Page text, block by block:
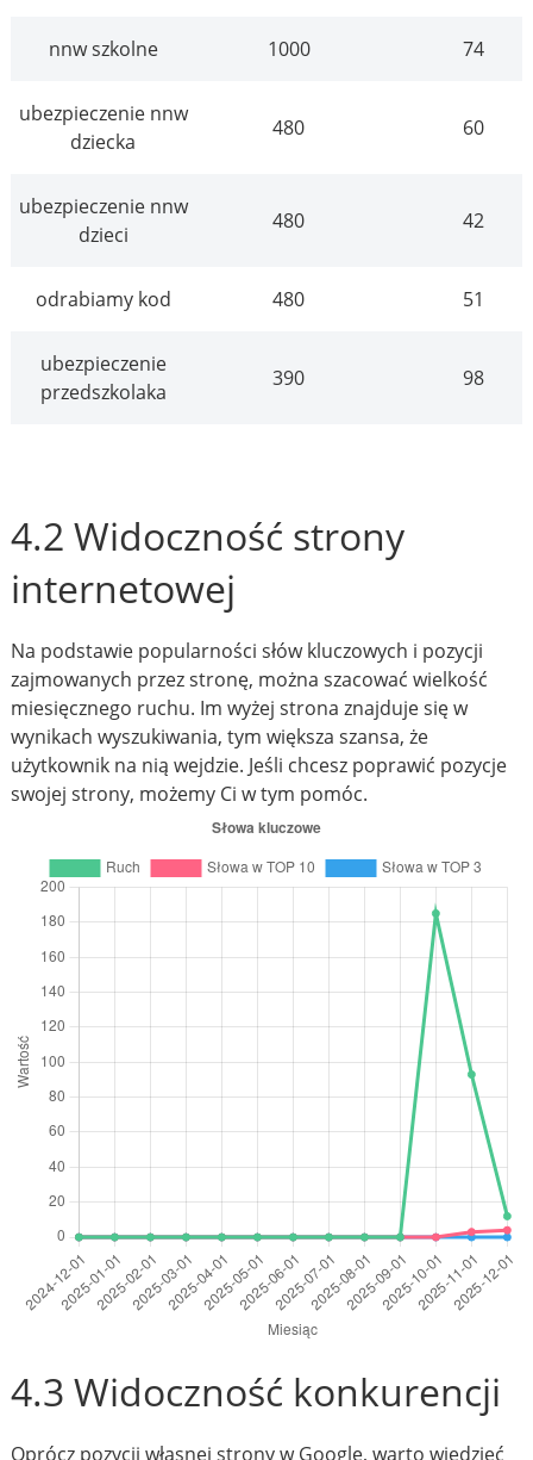
nnw szkolne 1000 74
ubezpieczenie nnw
dziecka
480 60
ubezpieczenie nnw
dzieci
480 42
odrabiamy kod 480 51
ubezpieczenie
przedszkolaka
390 98
4.2 Widoczność strony
internetowej
Na podstawie popularności słów kluczowych i pozycji
zajmowanych przez stronę, można szacować wielkość
miesięcznego ruchu. Im wyżej strona znajduje się w
wynikach wyszukiwania, tym większa szansa, że
użytkownik na nią wejdzie. Jeśli chcesz poprawić pozycje
swojej strony, możemy Ci w tym pomóc.
4.3 Widoczność konkurencji
Oprócz pozycji własnej strony w Google, warto wiedzieć